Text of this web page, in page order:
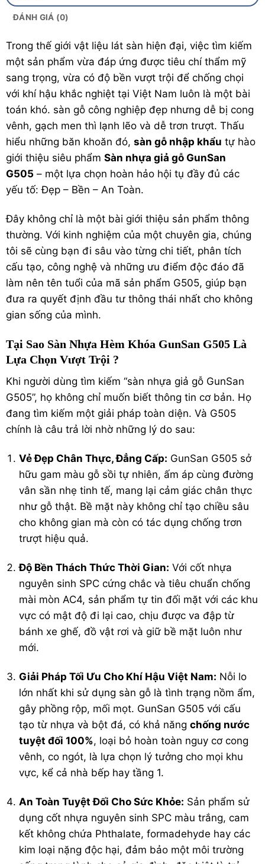
ĐÁNH GIÁ (0)
Trong thế giới vật liệu lát sàn hiện đại, việc tìm kiếm
một sản phẩm vừa đáp ứng được tiêu chí thẩm mỹ
sang trọng, vừa có độ bền vượt trội để chống chọi
với khí hậu khắc nghiệt tại Việt Nam luôn là một bài
toán khó. sàn gỗ công nghiệp đẹp nhưng dễ bị cong
vênh, gạch men thì lạnh lẽo và dễ trơn trượt. Thấu
hiểu những băn khoăn đó, sàn gỗ nhập khẩu tự hào
giới thiệu siêu phẩm Sàn nhựa giả gỗ GunSan
G505 – một lựa chọn hoàn hảo hội tụ đầy đủ các
yếu tố: Đẹp – Bền – An Toàn.
Đây không chỉ là một bài giới thiệu sản phẩm thông
thường. Với kinh nghiệm của một chuyên gia, chúng
tôi sẽ cùng bạn đi sâu vào từng chi tiết, phân tích
cấu tạo, công nghệ và những ưu điểm độc đáo đã
làm nên tên tuổi của mã sản phẩm G505, giúp bạn
đưa ra quyết định đầu tư thông thái nhất cho không
gian sống của mình.
Tại Sao Sàn Nhựa Hèm Khóa GunSan G505 Là
Lựa Chọn Vượt Trội ?
Khi người dùng tìm kiếm “sàn nhựa giả gỗ GunSan
G505”, họ không chỉ muốn biết thông tin cơ bản. Họ
đang tìm kiếm một giải pháp toàn diện. Và G505
chính là câu trả lời nhờ những lý do sau:
Vẻ Đẹp Chân Thực, Đẳng Cấp: GunSan G505 sở
hữu gam màu gỗ sồi tự nhiên, ấm áp cùng đường
vân sần nhẹ tinh tế, mang lại cảm giác chân thực
như gỗ thật. Bề mặt này không chỉ tạo chiều sâu
cho không gian mà còn có tác dụng chống trơn
trượt hiệu quả.
Độ Bền Thách Thức Thời Gian: Với cốt nhựa
nguyên sinh SPC cứng chắc và tiêu chuẩn chống
mài mòn AC4, sản phẩm tự tin đối mặt với các khu
vực có mật độ đi lại cao, chịu được va đập từ
bánh xe ghế, đồ vật rơi và giữ bề mặt luôn như
mới.
Giải Pháp Tối Ưu Cho Khí Hậu Việt Nam: Nỗi lo
lớn nhất khi sử dụng sàn gỗ là tình trạng nồm ẩm,
gây phồng rộp, mối mọt. GunSan G505 với cấu
tạo từ nhựa và bột đá, có khả năngchống nước
tuyệt đối 100%, loại bỏ hoàn toàn nguy cơ cong
vênh, co ngót, là lựa chọn lý tưởng cho mọi khu
vực, kể cả nhà bếp hay tầng 1.
An Toàn Tuyệt Đối Cho Sức Khỏe: Sản phẩm sử
dụng cốt nhựa nguyên sinh SPC màu trắng, cam
kết không chứa Phthalate, formadehyde hay các
kim loại nặng độc hại, đảm bảo một môi trường